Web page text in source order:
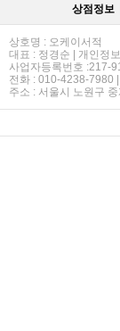
상점정보
상호명 : 오케이서적
대표 : 정경순 | 개인정
사업자등록번호 :217-
전화 : 010-4238-7980
주소 : 서울시 노원구